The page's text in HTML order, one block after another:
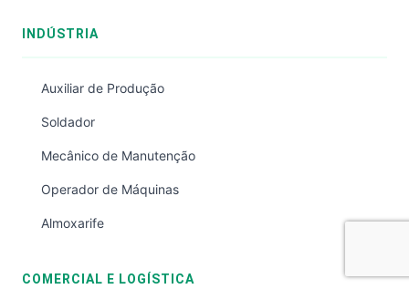
INDÚSTRIA
Auxiliar de Produção
Soldador
Mecânico de Manutenção
Operador de Máquinas
Almoxarife
COMERCIAL E LOGÍSTICA